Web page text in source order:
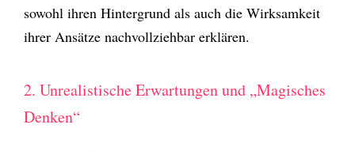
sowohl ihren Hintergrund als auch die Wirksamkeit
ihrer Ansätze nachvollziehbar erklären.
2. Unrealistische Erwartungen und „Magisches
Denken“